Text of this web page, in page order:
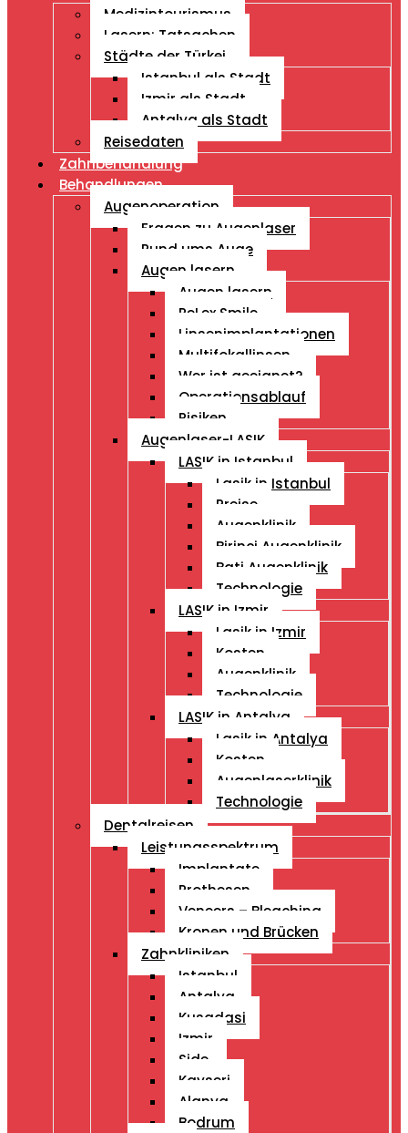
Medizintourismus
Lasern: Tatsachen
Städte der Türkei
Istanbul als Stadt
Izmir als Stadt
Antalya als Stadt
Reisedaten
Zahnbehandlung
Behandlungen
Augenoperation
Fragen zu Augenlaser
Rund ums Auge
Augen lasern
Augen lasern
ReLex Smile
Linsenimplantationen
Multifokallinsen
Wer ist geeignet?
Operationsablauf
Risiken
Augenlaser-LASIK
LASIK in Istanbul
Lasik in Istanbul
Preise
Augenklinik
Birinci Augenklinik
Bati Augenklinik
Technologie
LASIK in Izmir
Lasik in Izmir
Kosten
Augenklinik
Technologie
LASIK in Antalya
Lasik in Antalya
Kosten
Augenlaserklinik
Technologie
Dentalreisen
Leistungsspektrum
Implantate
Prothesen
Veneers – Bleaching
Kronen und Brücken
Zahnkliniken
Istanbul
Antalya
Kusadasi
Izmir
Side
Kayseri
Alanya
Bodrum